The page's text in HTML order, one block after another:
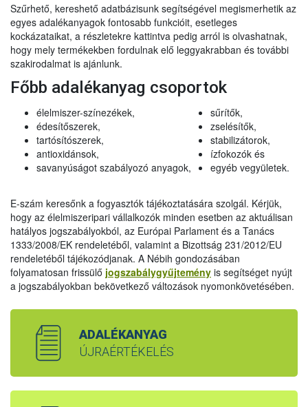
Szűrhető, kereshető adatbázisunk segítségével megismerhetik az
egyes adalékanyagok fontosabb funkcióit, esetleges
kockázataikat, a részletekre kattintva pedig arról is olvashatnak,
hogy mely termékekben fordulnak elő leggyakrabban és további
szakirodalmat is ajánlunk.
Főbb adalékanyag csoportok
élelmiszer-színezékek,
édesítőszerek,
tartósítószerek,
antioxidánsok,
savanyúságot szabályozó anyagok,
sűrítők,
zselésítők,
stabilizátorok,
ízfokozók és
egyéb vegyületek.
E-szám keresőnk a fogyasztók tájékoztatására szolgál. Kérjük,
hogy az élelmiszeripari vállalkozók minden esetben az aktuálisan
hatályos jogszabályokból, az Európai Parlament és a Tanács
1333/2008/EK rendeletéből, valamint a Bizottság 231/2012/EU
rendeletéből tájékozódjanak. A Nébih gondozásában
folyamatosan frissülő jogszabálygyűjtemény is segítséget nyújt
a jogszabályokban bekövetkező változások nyomonkövetésében.
ADALÉKANYAG
ÚJRAÉRTÉKELÉS